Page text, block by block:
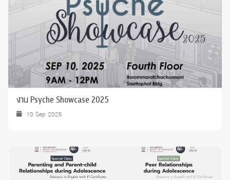
งาน Psyche Showcase 2025
10 Sep 2025